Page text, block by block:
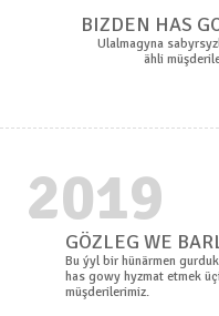
BIZDEN HAS
Ulalmagyna
ähli
2019
GÖZLEG WE
Bu ýyl bir hünärmen gurduk
has gowy hyzmat etmek
müşderilerimiz.